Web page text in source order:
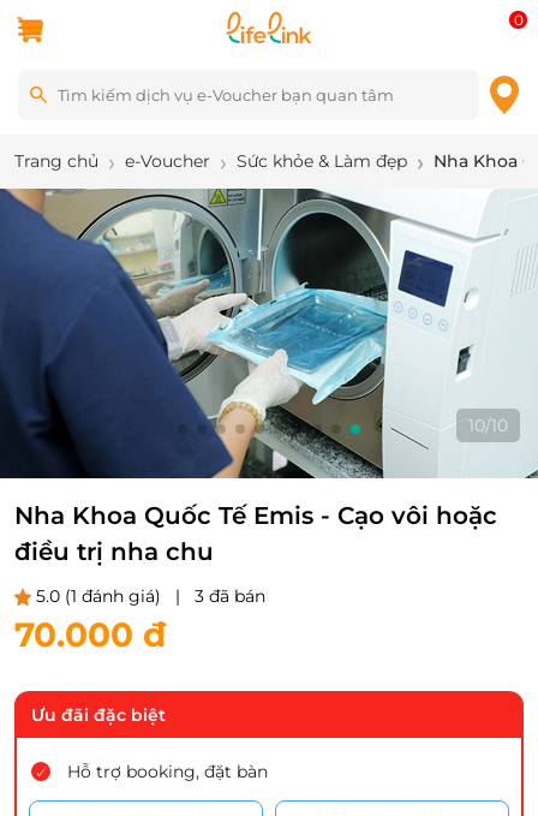
0
Trang chủ e-Voucher Sức khỏe & Làm đẹp Nha Khoa
10/10
Nha Khoa Quốc Tế Emis - Cạo vôi hoặc
điều trị nha chu
5.0 (1 đánh giá) | 3 đã bán
70.000 đ
Ưu đãi đặc biệt
Hỗ trợ booking, đặt bàn